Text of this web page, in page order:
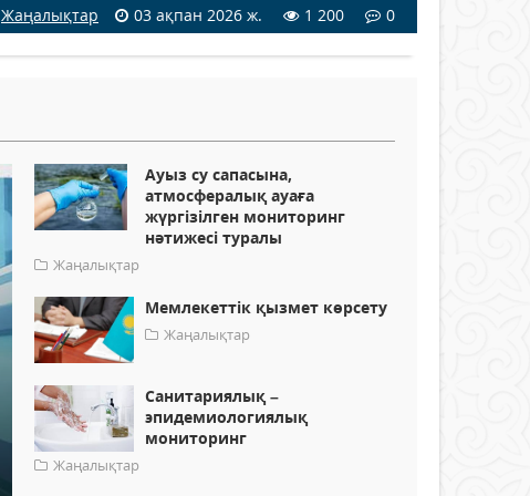
Жаңалықтар 03 ақпан 2026 ж. 1 200 0
Ауыз су сапасына,
атмосфералық ауаға
жүргізілген мониторинг
нәтижесі туралы
Жаңалықтар
Мемлекеттік қызмет көрсету
Жаңалықтар
Санитариялық –
эпидемиологиялық
мониторинг
Жаңалықтар